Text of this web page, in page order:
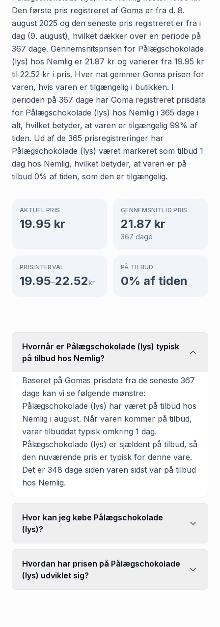
Den første pris registreret af Goma er fra d. 8.
august 2025 og den seneste pris registreret er fra i
dag (9. august), hvilket dækker over en periode på
367 dage. Gennemsnitsprisen for Pålægschokolade
(lys) hos Nemlig er 21.87 kr og varierer fra 19.95 kr
til 22.52 kr i pris. Hver nat gemmer Goma prisen for
varen, hvis varen er tilgængelig i butikken. I
perioden på 367 dage har Goma registreret prisdata
for Pålægschokolade (lys) hos Nemlig i 365 dage i
alt, hvilket betyder, at varen er tilgængelig 99% af
tiden. Ud af de 365 prisregistreringer har
Pålægschokolade (lys) været markeret som tilbud 1
dag hos Nemlig, hvilket betyder, at varen er på
tilbud 0% af tiden, som den er tilgængelig.
AKTUEL PRIS
19.95 kr
GENNEMSNITLIG PRIS
21.87 kr
367 dage
PRISINTERVAL
19.95–22.52kr
PÅ TILBUD
0% af tiden
Hvornår er Pålægschokolade (lys) typisk
på tilbud hos Nemlig?
Baseret på Gomas prisdata fra de seneste 367
dage kan vi se følgende mønstre:
Pålægschokolade (lys) har været på tilbud hos
Nemlig i august. Når varen kommer på tilbud,
varer tilbuddet typisk omkring 1 dag.
Pålægschokolade (lys) er sjældent på tilbud, så
den nuværende pris er typisk for denne vare.
Det er 348 dage siden varen sidst var på tilbud
hos Nemlig.
Hvor kan jeg købe Pålægschokolade
(lys)?
Hvordan har prisen på Pålægschokolade
(lys) udviklet sig?